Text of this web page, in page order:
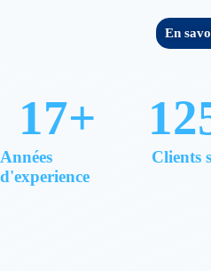
En
Années
d'experience
17+
Clients